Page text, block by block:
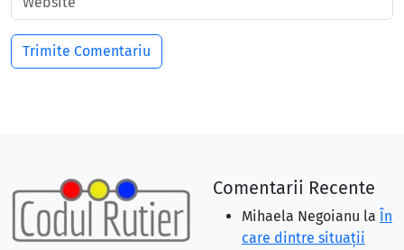
Comentarii Recente
Mihaela Negoianu la În
care dintre situaţii